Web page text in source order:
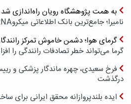
به همت پژوهشگاه رویان راه‌اندازی شد
نامیرا؛ جامع‌ترین بانک اطلاعاتی میکروRNAهای مرتبط با سرطان
گرمای هوا؛ دشمن خاموش تمرکز
گرما می‌تواند خطر تصادفات رانندگی را
فرخ سعیدی، چهره ماندگار پزشکی و
درگذشت
ایده بلندپروازانه محقق ایرانی برای